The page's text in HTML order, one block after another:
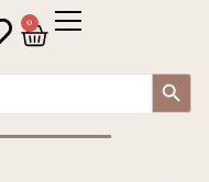
0
Search Button